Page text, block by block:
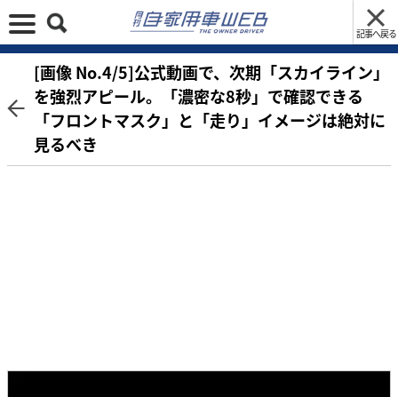
記事へ戻る
[画像 No.4/5]公式動画で、次期「スカイライン」
を強烈アピール。「濃密な8秒」で確認できる
「フロントマスク」と「走り」イメージは絶対に
見るべき